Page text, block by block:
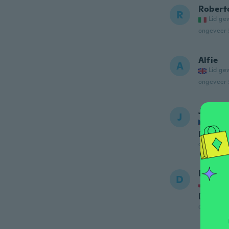
R Lid
ongeveer
A Alfie
Lid
ongeveer
J Jiří
Lid
ongeveer
D Dariusz
Lid
Dobry
ongeveer